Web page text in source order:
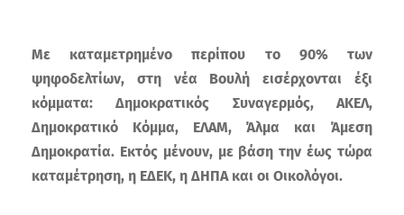
Με καταμετρημένο περίπου το 90% των
ψηφοδελτίων, στη νέα Βουλή εισέρχονται έξι
κόμματα: Δημοκρατικός Συναγερμός, ΑΚΕΛ,
Δημοκρατικό Κόμμα, ΕΛΑΜ, Άλμα και Άμεση
Δημοκρατία. Εκτός μένουν, με βάση την έως τώρα
καταμέτρηση, η ΕΔΕΚ, η ΔΗΠΑ και οι Οικολόγοι.